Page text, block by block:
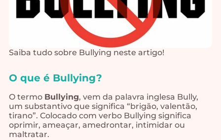
Saiba tudo sobre Bullying neste artigo!
O que é Bullying?
O termo Bullying, vem da palavra inglesa Bully,
um substantivo que significa “brigão, valentão,
tirano”. Colocado com verbo Bullying significa
oprimir, ameaçar, amedrontar, intimidar ou
maltratar.